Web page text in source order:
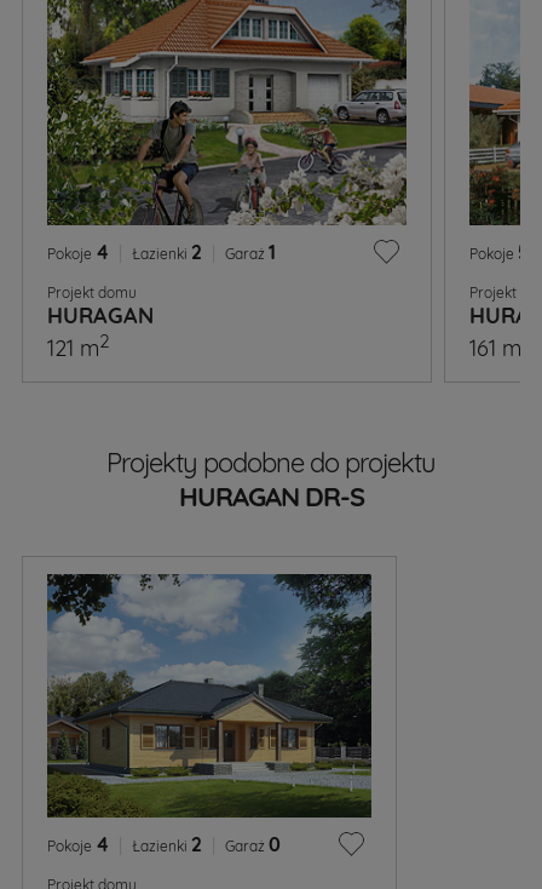
Pokoje 4 Łazienki 2 Garaż 1
Projekt domu
HURAGAN
121 m2
Pokoje 5
Projekt
161 m
Projekty podobne do projektu
HURAGAN DR-S
Pokoje 4 Łazienki 2 Garaż 0
Projekt domu